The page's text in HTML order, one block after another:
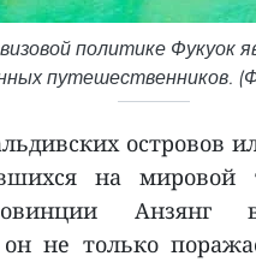
политике Фукуок
путешественников.
островов
на мировой
Анзянг
не только